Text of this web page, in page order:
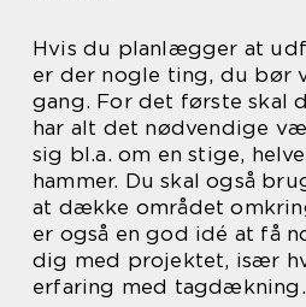
Hvis du planlægger at
er der nogle ting, du bør
gang. For det første skal
har alt det nødvendige
sig bl.a. om en stige,
hammer. Du skal også
at dække området
er også en god idé at få
dig med projektet, især
erfaring med tagdækning.